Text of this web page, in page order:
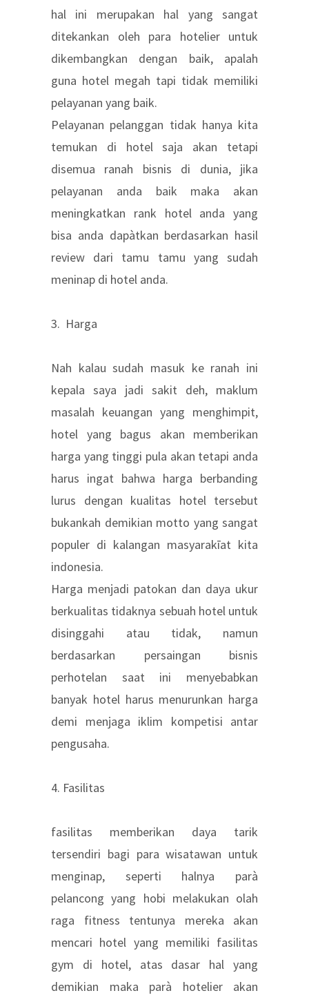
hal ini merupakan hal yang sangat
ditekankan oleh para hotelier untuk
dikembangkan dengan baik, apalah
guna hotel megah tapi tidak memiliki
pelayanan yang baik.
Pelayanan pelanggan tidak hanya kita
temukan di hotel saja akan tetapi
disemua ranah bisnis di dunia, jika
pelayanan anda baik maka akan
meningkatkan rank hotel anda yang
bisa anda dapàtkan berdasarkan hasil
review dari tamu tamu yang sudah
meninap di hotel anda.
3. Harga
Nah kalau sudah masuk ke ranah ini
kepala saya jadi sakit deh, maklum
masalah keuangan yang menghimpit,
hotel yang bagus akan memberikan
harga yang tinggi pula akan tetapi anda
harus ingat bahwa harga berbanding
lurus dengan kualitas hotel tersebut
bukankah demikian motto yang sangat
populer di kalangan masyarakīat kita
indonesia.
Harga menjadi patokan dan daya ukur
berkualitas tidaknya sebuah hotel untuk
disinggahi atau tidak, namun
berdasarkan persaingan bisnis
perhotelan saat ini menyebabkan
banyak hotel harus menurunkan harga
demi menjaga iklim kompetisi antar
pengusaha.
4. Fasilitas
fasilitas memberikan daya tarik
tersendiri bagi para wisatawan untuk
menginap, seperti halnya parà
pelancong yang hobi melakukan olah
raga fitness tentunya mereka akan
mencari hotel yang memiliki fasilitas
gym di hotel, atas dasar hal yang
demikian maka parà hotelier akan